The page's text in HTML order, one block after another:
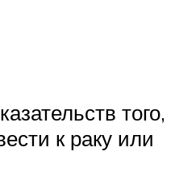
того,
к раку или